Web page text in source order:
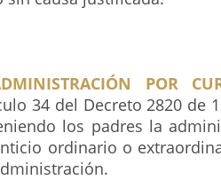
POR
34 del Decreto 2820 de
los padres la
ordinario o